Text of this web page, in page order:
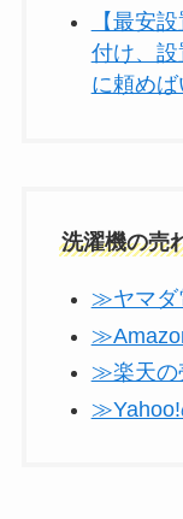
【最安
付け、
に頼めば
洗濯機の売
≫ヤマダ
≫楽天の
≫Yahoo!